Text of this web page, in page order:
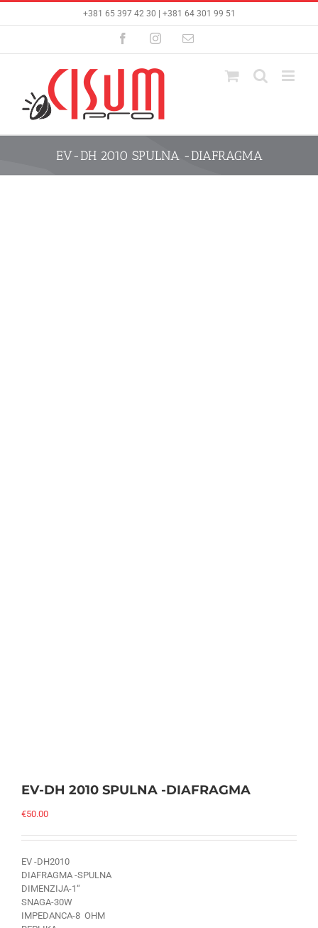
+381 65 397 42 30 | +381 64 301 99 51
FacebookInstagramEmail
EV-DH 2010 SPULNA -DIAFRAGMA
EV-DH 2010 SPULNA -DIAFRAGMA
€50.00
EV -DH2010
DIAFRAGMA -SPULNA
DIMENZIJA-1“
SNAGA-30W
IMPEDANCA-8 OHM